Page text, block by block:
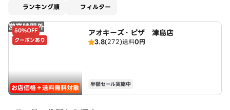
ランキング順 フィルター
営業時間外
50%OFF
クーポンあり
お店価格＋送料無料対象
アオキーズ・ピザ 津島店
3.8(272)送料0円
半額セール実施中